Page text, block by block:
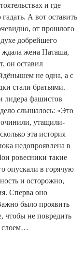
и где
А вот оставить
от прошлого
добрейшего
ждала жена Наташа,
он оставил
не одна, а с
стали братьями.
лидера фашистов
слышалось: «Это
утащили-
эта история
недопроявлена в
ровесники такие
опускали в горячую
и осторожно,
Сперва оно
было проявить
чтобы не повредить
слоем…